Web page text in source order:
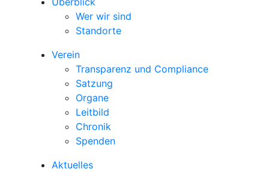
Wer wir sind
Standorte
Verein
Transparenz und Compliance
Satzung
Organe
Leitbild
Chronik
Spenden
Aktuelles